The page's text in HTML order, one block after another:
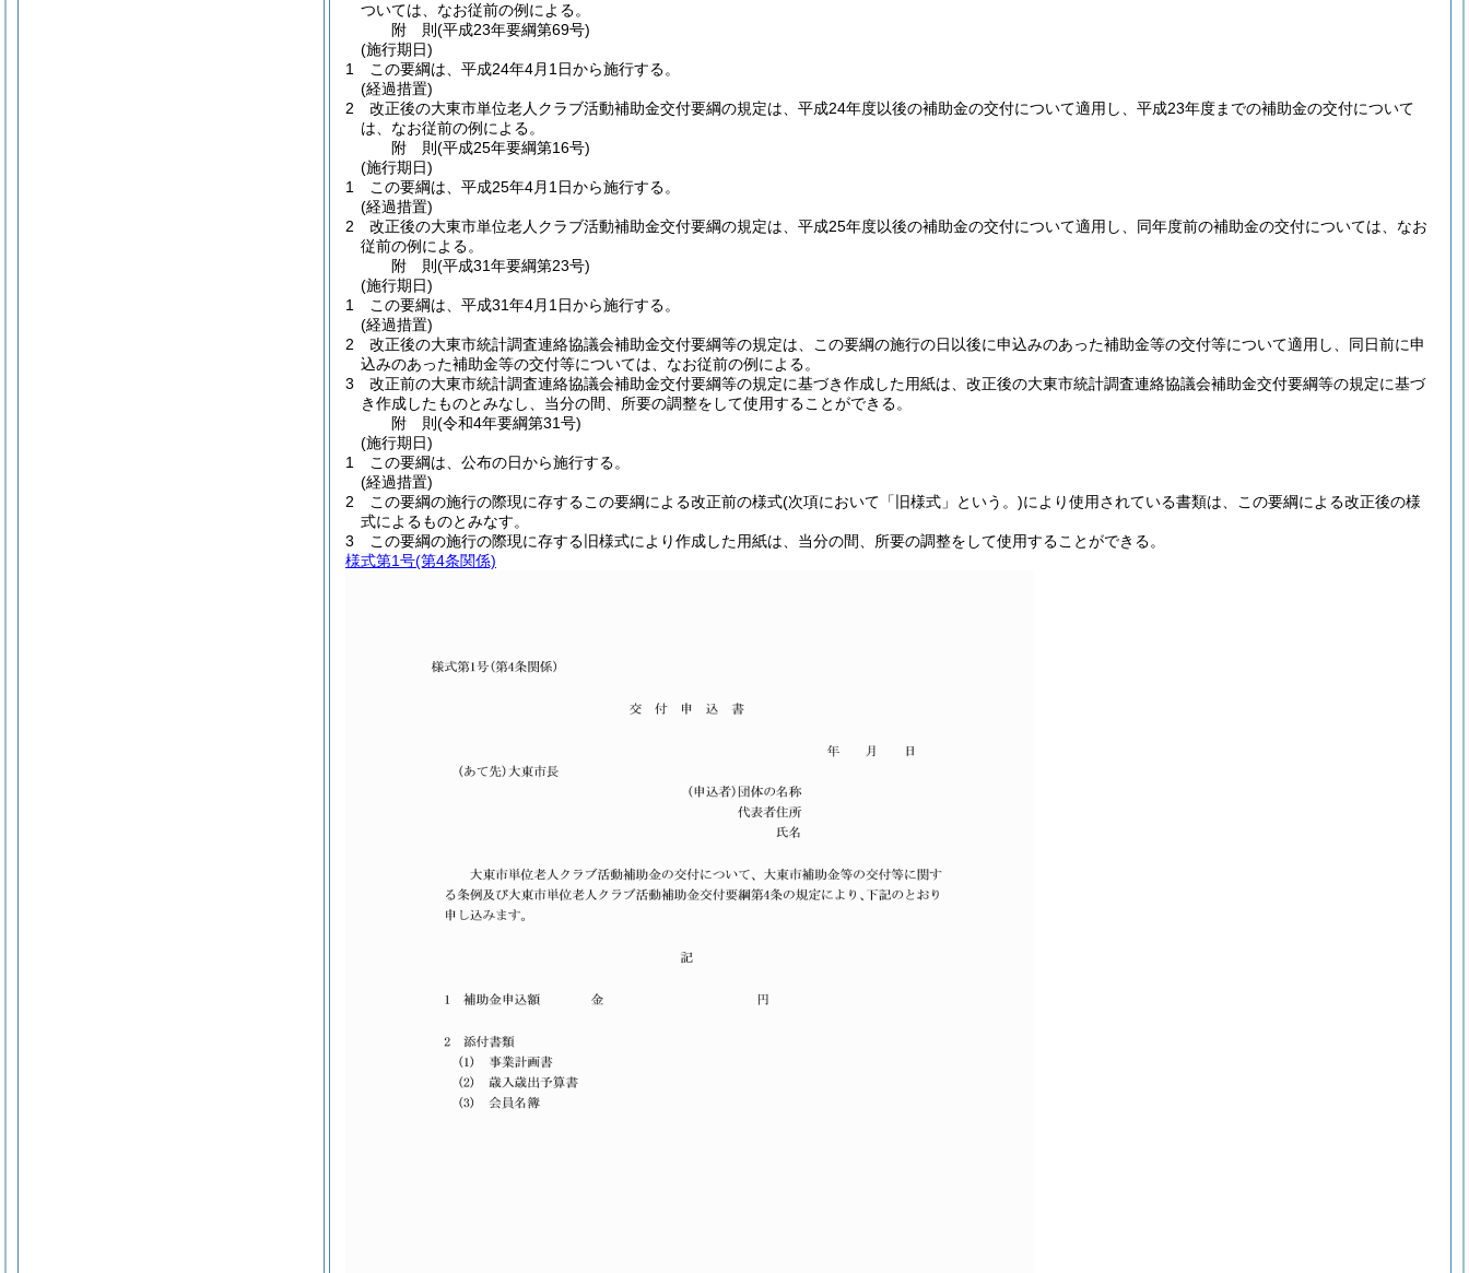
ついては、なお従前の例による。
附 則(平成23年要綱第69号)
(施行期日)
1
この要綱は、平成24年4月1日から施行する。
(経過措置)
2
改正後の大東市単位老人クラブ活動補助金交付要綱の規定は、平成24年度以後の補助金の交付について適用し、平成23年度までの補助金の交付について
は、なお従前の例による。
附 則(平成25年要綱第16号)
(施行期日)
1
この要綱は、平成25年4月1日から施行する。
(経過措置)
2
改正後の大東市単位老人クラブ活動補助金交付要綱の規定は、平成25年度以後の補助金の交付について適用し、同年度前の補助金の交付については、なお
従前の例による。
附 則(平成31年要綱第23号)
(施行期日)
1
この要綱は、平成31年4月1日から施行する。
(経過措置)
2
改正後の大東市統計調査連絡協議会補助金交付要綱等の規定は、この要綱の施行の日以後に申込みのあった補助金等の交付等について適用し、同日前に申
込みのあった補助金等の交付等については、なお従前の例による。
3
改正前の大東市統計調査連絡協議会補助金交付要綱等の規定に基づき作成した用紙は、改正後の大東市統計調査連絡協議会補助金交付要綱等の規定に基づ
き作成したものとみなし、当分の間、所要の調整をして使用することができる。
附 則(令和4年要綱第31号)
(施行期日)
1
この要綱は、公布の日から施行する。
(経過措置)
2
この要綱の施行の際現に存するこの要綱による改正前の様式(次項において「旧様式」という。)により使用されている書類は、この要綱による改正後の様
式によるものとみなす。
3
この要綱の施行の際現に存する旧様式により作成した用紙は、当分の間、所要の調整をして使用することができる。
様式第1号(第4条関係)